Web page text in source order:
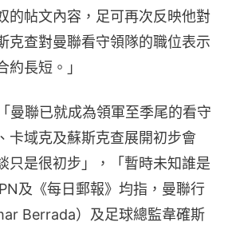
的帖文內容，足可再次反映他對
克查對曼聯看守領隊的職位表示
長短。」
曼聯已就成為領軍至季尾的看守
卡域克及蘇斯克查展開初步會
只是很初步」，「暫時未知誰是
及《每日郵報》均指，曼聯行
Berrada）及足球總監韋確斯